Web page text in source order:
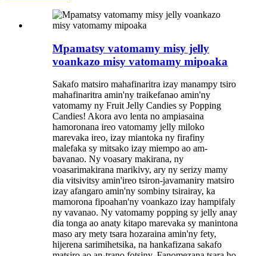
Mpamatsy vatomamy misy jelly
voankazo misy vatomamy mipoaka
Sakafo matsiro mahafinaritra izay manampy tsiro
mahafinaritra amin'ny traikefanao amin'ny
vatomamy ny Fruit Jelly Candies sy Popping
Candies! Akora avo lenta no ampiasaina
hamoronana ireo vatomamy jelly miloko
marevaka ireo, izay miantoka ny firafiny
malefaka sy mitsako izay miempo ao am-
bavanao. Ny voasary makirana, ny
voasarimakirana marikivy, ary ny serizy mamy
dia vitsivitsy amin'ireo tsiron-javamaniry matsiro
izay afangaro amin'ny sombiny tsirairay, ka
mamorona fipoahan'ny voankazo izay hampifaly
ny vavanao. Ny vatomamy popping sy jelly anay
dia tonga ao anaty kitapo marevaka sy manintona
maso ary mety tsara hozaraina amin'ny fety,
hijerena sarimihetsika, na hankafizana sakafo